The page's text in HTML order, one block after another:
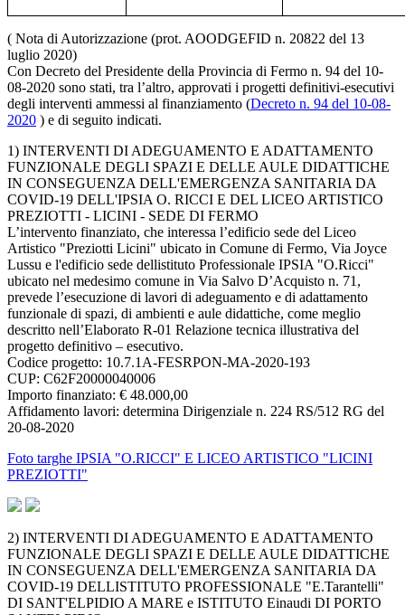
( Nota di Autorizzazione (prot. AOODGEFID n. 20822 del 13
luglio 2020)
Con Decreto del Presidente della Provincia di Fermo n. 94 del 10-
08-2020 sono stati, tra l’altro, approvati i progetti definitivi-esecutivi
degli interventi ammessi al finanziamento (Decreto n. 94 del 10-08-
2020 ) e di seguito indicati.
1) INTERVENTI DI ADEGUAMENTO E ADATTAMENTO
FUNZIONALE DEGLI SPAZI E DELLE AULE DIDATTICHE
IN CONSEGUENZA DELL'EMERGENZA SANITARIA DA
COVID-19 DELL'IPSIA O. RICCI E DEL LICEO ARTISTICO
PREZIOTTI - LICINI - SEDE DI FERMO
L’intervento finanziato, che interessa l’edificio sede del Liceo
Artistico "Preziotti Licini" ubicato in Comune di Fermo, Via Joyce
Lussu e l'edificio sede dellistituto Professionale IPSIA "O.Ricci"
ubicato nel medesimo comune in Via Salvo D’Acquisto n. 71,
prevede l’esecuzione di lavori di adeguamento e di adattamento
funzionale di spazi, di ambienti e aule didattiche, come meglio
descritto nell’Elaborato R-01 Relazione tecnica illustrativa del
progetto definitivo – esecutivo.
Codice progetto: 10.7.1A-FESRPON-MA-2020-193
CUP: C62F20000040006
Importo finanziato: € 48.000,00
Affidamento lavori: determina Dirigenziale n. 224 RS/512 RG del
20-08-2020
Foto targhe IPSIA "O.RICCI" E LICEO ARTISTICO "LICINI
PREZIOTTI"
2) INTERVENTI DI ADEGUAMENTO E ADATTAMENTO
FUNZIONALE DEGLI SPAZI E DELLE AULE DIDATTICHE
IN CONSEGUENZA DELL'EMERGENZA SANITARIA DA
COVID-19 DELLISTITUTO PROFESSIONALE "E.Tarantelli"
DI SANT'ELPIDIO A MARE e ISTITUTO Einaudi DI PORTO